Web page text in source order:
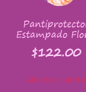
Estampado
$122.00
Añadir al carrito